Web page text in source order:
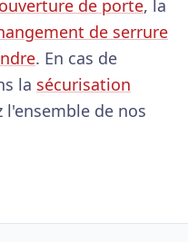
ouverture de porte, la
de serrure
. En cas de
la sécurisation
l'ensemble de nos